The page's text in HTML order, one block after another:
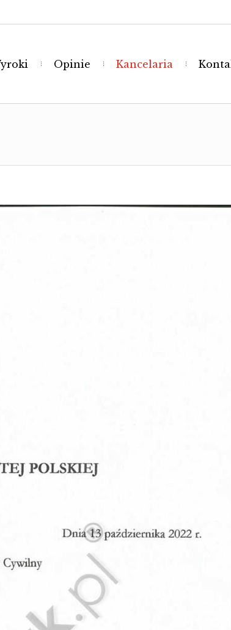
procesowa
Opinie Kancelaria